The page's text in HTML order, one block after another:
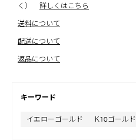
く）
詳しくはこちら
送料について
配送について
返品について
キーワード
イエローゴールド K10ゴールド